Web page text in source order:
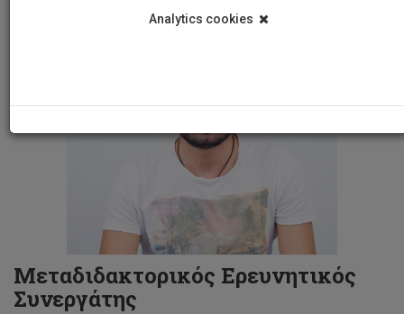
Μεταδιδακτορικός Ερευνητικός
Συνεργάτης
Analytics cookies